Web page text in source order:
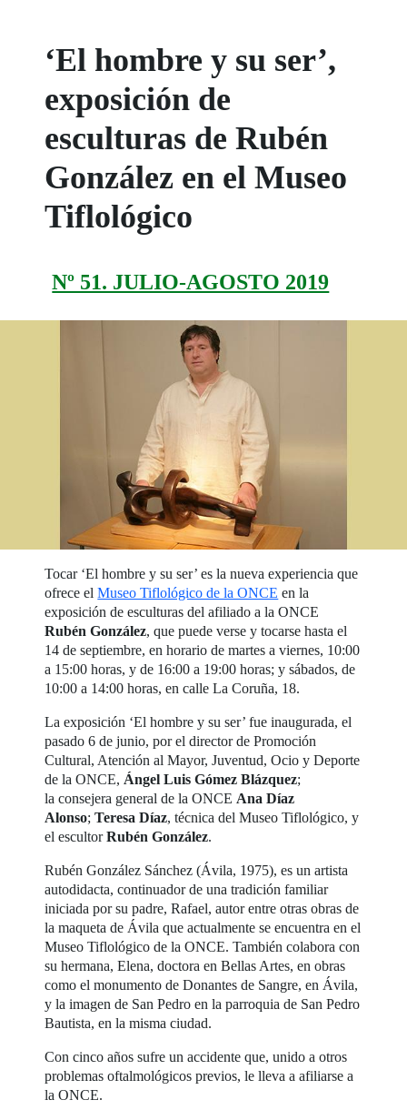
‘El hombre y su ser’,
exposición de
esculturas de Rubén
González en el Museo
Tiflológico
Nº 51. JULIO-AGOSTO 2019
Tocar ‘El hombre y su ser’ es la nueva experiencia que
ofrece elMuseo Tiflológico de la ONCE en la
exposición de esculturas del afiliado a la ONCE
Rubén González, que puede verse y tocarse hasta el
14 de septiembre, en horario de martes a viernes, 10:00
a 15:00 horas, y de 16:00 a 19:00 horas; y sábados, de
10:00 a 14:00 horas, en calle La Coruña, 18.
La exposición ‘El hombre y su ser’ fue inaugurada, el
pasado 6 de junio, por el director de Promoción
Cultural, Atención al Mayor, Juventud, Ocio y Deporte
de la ONCE, Ángel Luis Gómez Blázquez;
la consejera general de la ONCE Ana Díaz
Alonso;Teresa Díaz, técnica del Museo Tiflológico, y
el escultorRubén González.
Rubén González Sánchez (Ávila, 1975), es un artista
autodidacta, continuador de una tradición familiar
iniciada por su padre, Rafael, autor entre otras obras de
la maqueta de Ávila que actualmente se encuentra en el
Museo Tiflológico de la ONCE. También colabora con
su hermana, Elena, doctora en Bellas Artes, en obras
como el monumento de Donantes de Sangre, en Ávila,
y la imagen de San Pedro en la parroquia de San Pedro
Bautista, en la misma ciudad.
Con cinco años sufre un accidente que, unido a otros
problemas oftalmológicos previos, le lleva a afiliarse a
la ONCE.